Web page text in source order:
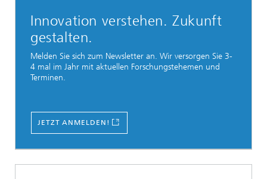
Innovation verstehen. Zukunft
gestalten.
Melden Sie sich zum Newsletter an. Wir versorgen Sie 3-
4 mal im Jahr mit aktuellen Forschungstehemen und
Terminen.
JETZT ANMELDEN!